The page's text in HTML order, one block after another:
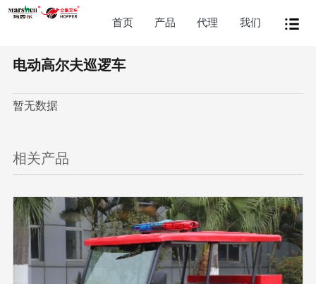
首页 产品 代理 我们
电动高尔夫巡逻车
暂无数据
相关产品